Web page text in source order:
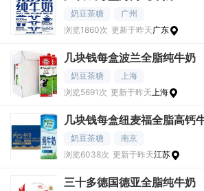
奶豆茶糖
广州
浏览1860次 更新于昨天广东
几块钱每盒波兰全脂纯牛奶
奶豆茶糖
上海
浏览5691次 更新于昨天上海
几块钱每盒纽麦福全脂高钙
奶豆茶糖
南京
浏览6038次 更新于昨天江苏
三十多德国德亚全脂纯牛奶